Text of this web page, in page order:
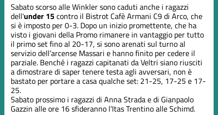
Sabato scorso alle Winkler sono caduti anche i ragazzi
dell'under 15contro il Bistrot Cafè Armani C9 di Arco, che
si è imposto per 0-3. Dopo un inizio promettente, che ha
visto i giovani della Promo rimanere in vantaggio per tutto
il primo set fino al 20-17, si sono arenati sul turno al
servizio dell’arcense Massari e hanno finito per cedere il
parziale. Benché i ragazzi capitanati da Veltri siano riusciti
a dimostrare di saper tenere testa agli avversari, non è
bastato per portare a casa qualche set: 21-25, 17-25 e 17-
25.
Sabato prossimo i ragazzi di Anna Strada e di Gianpaolo
Gazzin alle ore 16 sfideranno l’Itas Trentino alle Schimd.